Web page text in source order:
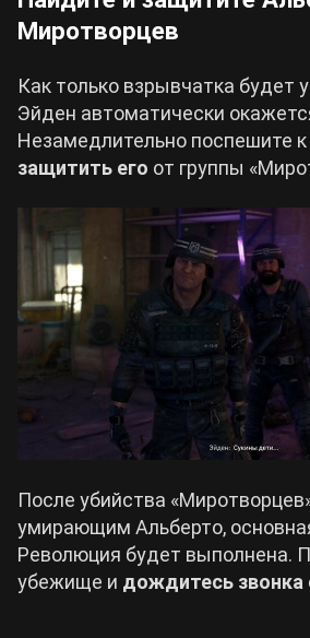
Миротворцев
Как только взрывчатка будет
Эйден автоматически
Незамедлительно поспешите к
защитить его от группы
После убийства
умирающим Альберто,
Революция будет выполнена.
убежище и дождитесь звонка